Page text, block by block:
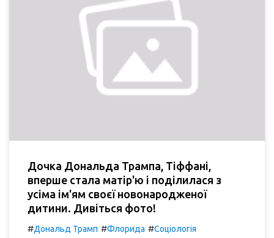
Дочка Дональда Трампа, Тіффані,
вперше стала матір'ю і поділилася з
усіма ім'ям своєї новонародженої
дитини. Дивіться фото!
#Дональд Трамп #Флорида #Соціологія